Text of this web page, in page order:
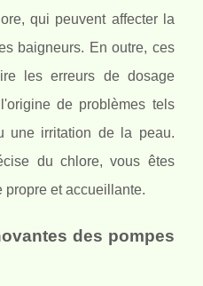
qui peuvent affecter la
baigneurs. En outre, ces
les erreurs de dosage
de problèmes tels
une irritation de la peau.
du chlore, vous êtes
propre et accueillante.
des pompes